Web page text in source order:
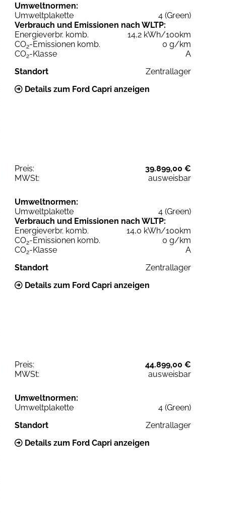
Umweltnormen:
Umweltplakette
4 (Green)
Verbrauch und Emissionen nach WLTP:
Energieverbr. komb.
14,2 kWh/100km
CO2-Emissionen komb.
0 g/km
CO2-Klasse
A
Standort
Zentrallager
Details zum Ford Capri anzeigen
Preis:
39.899,00 €
MWSt:
ausweisbar
Umweltnormen:
Umweltplakette
4 (Green)
Verbrauch und Emissionen nach WLTP:
Energieverbr. komb.
14,0 kWh/100km
CO2-Emissionen komb.
0 g/km
CO2-Klasse
A
Standort
Zentrallager
Details zum Ford Capri anzeigen
Preis:
44.899,00 €
MWSt:
ausweisbar
Umweltnormen:
Umweltplakette
4 (Green)
Standort
Zentrallager
Details zum Ford Capri anzeigen